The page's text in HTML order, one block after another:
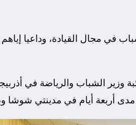
في مجال القيادة، وداعيا
وزير الشباب والرياضة في
مدى أربعة أيام في مدينتي شوشا